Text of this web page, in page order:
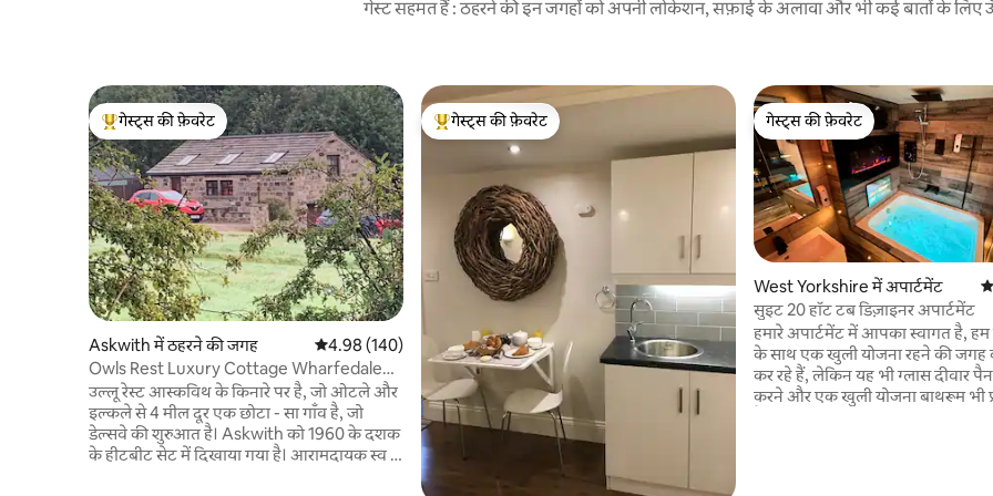
गेस्ट सहमत हैं : ठहरने की इन जगहों को अपनी लोकेशन, सफ़ाई के अलावा और भी कई बातों के लिए
गेस्ट्स का टॉप फ़ेवरेट
गेस्ट्स की फ़ेवरेट
Askwith में ठहरने की जगह औसत रेटिंग 5 में से 4.98, 140 समीक्षाएँ
4.98 (140)
Owls Rest Luxury Cottage Wharfedale
YorkshireDales
उल्लू रेस्ट आस्कविथ के किनारे पर है, जो ओटले और
इल्कले से 4 मील दूर एक छोटा - सा गाँव है, जो
डेल्सवे की शुरुआत है। Askwith को 1960 के दशक
के हीटबीट सेट में दिखाया गया है। आरामदायक स्व -
गेस्ट्स का टॉप फ़ेवरेट
गेस्ट्स की फ़ेवरेट
गेस्ट्स की फ़ेवरेट
गेस्ट्स की फ़ेवरेट
West Yorkshire में अपार्टमेंट
सुइट 20 हॉट टब डिज़ाइनर अपार्टमेंट
हमारे अपार्टमेंट में आपका स्वागत है,
के साथ एक खुली योजना रहने की
कर रहे हैं, लेकिन यह भी ग्लास दीवार
करने और एक खुली योजना बाथरूम भी